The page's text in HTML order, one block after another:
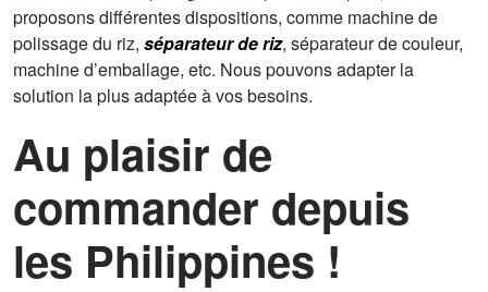
proposons différentes dispositions, comme machine de
polissage du riz, séparateur de riz, séparateur de couleur,
machine d’emballage, etc. Nous pouvons adapter la
solution la plus adaptée à vos besoins.
Au plaisir de
commander depuis
les Philippines !